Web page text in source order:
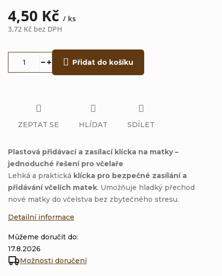
4,50 Kč / ks
3,72 Kč bez DPH
Můžeme doručit do:
17.8.2026
Možnosti doručení
Přidat do košíku
Plastová přidávací a zasílací klícka na matky –
jednoduché řešení pro včelaře
Lehká a praktická klícka pro bezpečné zasílání a
přidávání včelích matek. Umožňuje hladký přechod
nové matky do včelstva bez zbytečného stresu.
Detailní informace
ZEPTAT SE HLÍDAT SDÍLET